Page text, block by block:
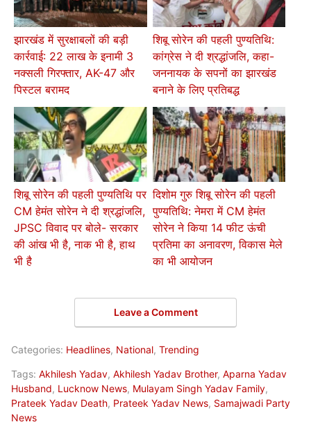
झारखंड में सुरक्षाबलों की बड़ी
कार्रवाई: 22 लाख के इनामी 3
नक्सली गिरफ्तार, AK-47 और
पिस्टल बरामद
शिबू सोरेन की पहली पुण्यतिथि:
कांग्रेस ने दी श्रद्धांजलि, कहा-
जननायक के सपनों का झारखंड
बनाने के लिए प्रतिबद्ध
शिबू सोरेन की पहली पुण्यतिथि पर
CM हेमंत सोरेन ने दी श्रद्धांजलि,
JPSC विवाद पर बोले- सरकार
की आंख भी है, नाक भी है, हाथ
भी है
दिशोम गुरु शिबू सोरेन की पहली
पुण्यतिथि: नेमरा में CM हेमंत
सोरेन ने किया 14 फीट ऊंची
प्रतिमा का अनावरण, विकास मेले
का भी आयोजन
Leave a Comment
Categories: Headlines, National, Trending
Tags: Akhilesh Yadav, Akhilesh Yadav Brother, Aparna Yadav
Husband, Lucknow News, Mulayam Singh Yadav Family,
Prateek Yadav Death, Prateek Yadav News, Samajwadi Party
News